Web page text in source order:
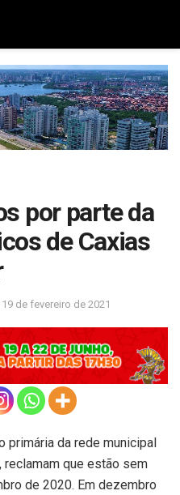
por parte da
de Caxias
19 de fevereiro de 2021
primária da rede municipal
que estão sem
de 2020. Em dezembro